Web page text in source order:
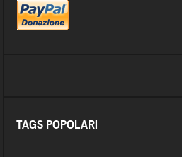
TAGS POPOLARI